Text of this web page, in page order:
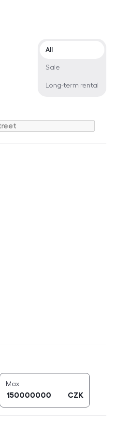
Offer type
All
Sale
Long-term rental
Maxprice (
CZK